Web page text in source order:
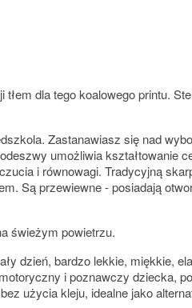
dla tego koalowego printu.
Zastanawiasz się nad
umożliwia kształtowanie
i równowagi. Tradycyjną
Są przewiewne - posiadają
świeżym powietrzu.
dzień, bardzo lekkie, miękkie,
i poznawczy dziecka,
użycia kleju, idealne jako